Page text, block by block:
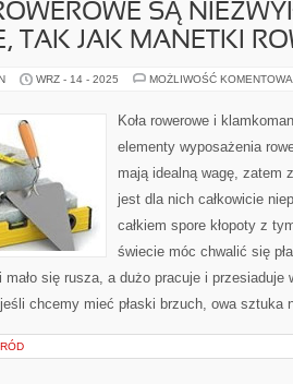
SĄ
TAK JAK MANETKI
WRZ - 14 - 2025 MOŻLIWOŚĆ
Koła rowerowe i
elementy wyposażenia
mają idealną wagę, zatem
jest dla nich całkowicie
całkiem spore kłopoty z
świecie móc chwalić się
się rusza, a dużo pracuje i przesiaduje
chcemy mieć płaski brzuch, owa